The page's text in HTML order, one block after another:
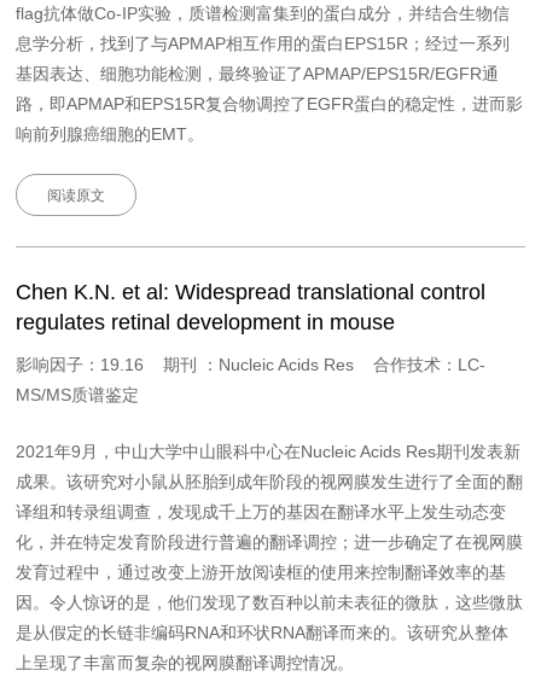
flag抗体做Co-IP实验，质谱检测富集到的蛋白成分，并结合生物信
息学分析，找到了与APMAP相互作用的蛋白EPS15R；经过一系列
基因表达、细胞功能检测，最终验证了APMAP/EPS15R/EGFR通
路，即APMAP和EPS15R复合物调控了EGFR蛋白的稳定性，进而影
响前列腺癌细胞的EMT。
阅读原文
Chen K.N. et al: Widespread translational control
regulates retinal development in mouse
影响因子：19.16 期刊 ：Nucleic Acids Res 合作技术：LC-
MS/MS质谱鉴定
2021年9月，中山大学中山眼科中心在Nucleic Acids Res期刊发表新
成果。该研究对小鼠从胚胎到成年阶段的视网膜发生进行了全面的翻
译组和转录组调查，发现成千上万的基因在翻译水平上发生动态变
化，并在特定发育阶段进行普遍的翻译调控；进一步确定了在视网膜
发育过程中，通过改变上游开放阅读框的使用来控制翻译效率的基
因。令人惊讶的是，他们发现了数百种以前未表征的微肽，这些微肽
是从假定的长链非编码RNA和环状RNA翻译而来的。该研究从整体
上呈现了丰富而复杂的视网膜翻译调控情况。